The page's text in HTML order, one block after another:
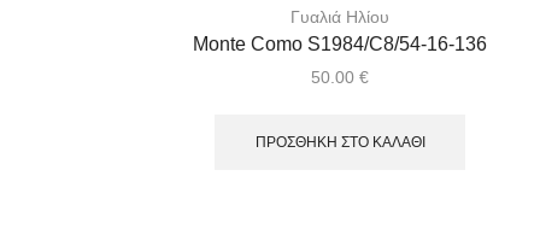
Γυαλιά Ηλίου
Monte Como S1984/C8/54-16-136
50.00 €
ΠΡΟΣΘΉΚΗ ΣΤΟ ΚΑΛΆΘΙ